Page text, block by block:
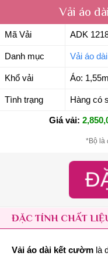
Vải áo
Mã Vải ADK
Danh mục Vải áo
Khổ vải Áo:
Tình trạng Hàng có
Giá vải:
*Bộ là
ĐẶC TÍNH CHẤT
Vải áo dài kết cườm là